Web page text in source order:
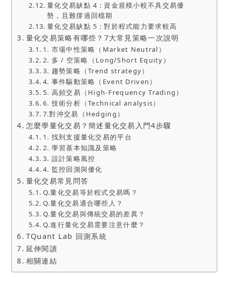
量化交易缺點 4 : 資金規模小較不具交易優
勢，且難撐過回檔期
量化交易缺點 5 : 對於程式能力要求較高
量化交易策略有哪些？7大常見策略一次說明
1. 市場中性策略（Market Neutral）
2. 多 / 空策略（Long/Short Equity）
3. 趨勢策略（Trend strategy）
4. 事件驅動策略（Event Driven）
5. 高頻交易（High-Frequency Trading）
6. 技術分析（Technical analysis）
7.對沖交易（Hedging）
怎麼學量化交易？簡述量化交易入門4步驟
1. 找到支援量化交易的平台
2. 學習基本知識及策略
3. 設計策略風控
4. 監控回測與優化
量化交易常見問答
Q.量化交易等於程式交易嗎？
Q.量化交易適合哪些人？
Q.量化交易與傳統交易的差異？
Q.進行量化交易需要注意什麼？
TQuant Lab 回測系統
延伸閱讀
相關連結